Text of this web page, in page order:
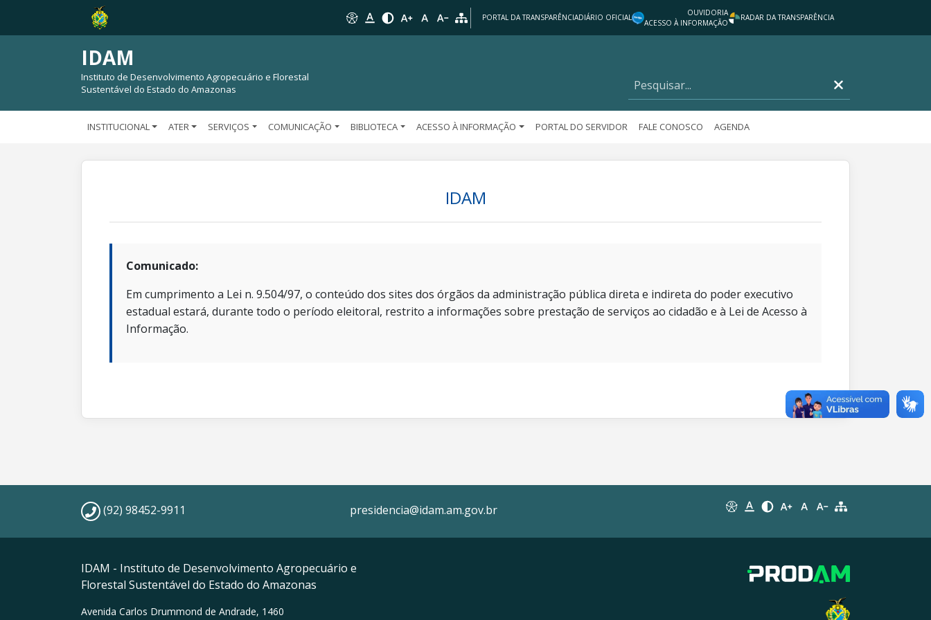
PORTAL DA TRANSPARÊNCIADIÁRIO OFICIAL
OUVIDORIA
ACESSO À INFORMAÇÃO
RADAR DA TRANSPARÊNCIA
IDAM
Instituto de Desenvolvimento Agropecuário e Florestal
Sustentável do Estado do Amazonas
INSTITUCIONAL ATER SERVIÇOS COMUNICAÇÃO BIBLIOTECA ACESSO À INFORMAÇÃO PORTAL DO SERVIDOR FALE CONOSCO AGENDA
IDAM
Comunicado:
Em cumprimento a Lei n. 9.504/97, o conteúdo dos sites dos órgãos da administração pública direta e indireta do poder executivo
estadual estará, durante todo o período eleitoral, restrito a informações sobre prestação de serviços ao cidadão e à Lei de Acesso à
Informação.
(92) 98452-9911 presidencia@idam.am.gov.br
IDAM - Instituto de Desenvolvimento Agropecuário e
Florestal Sustentável do Estado do Amazonas
Avenida Carlos Drummond de Andrade, 1460